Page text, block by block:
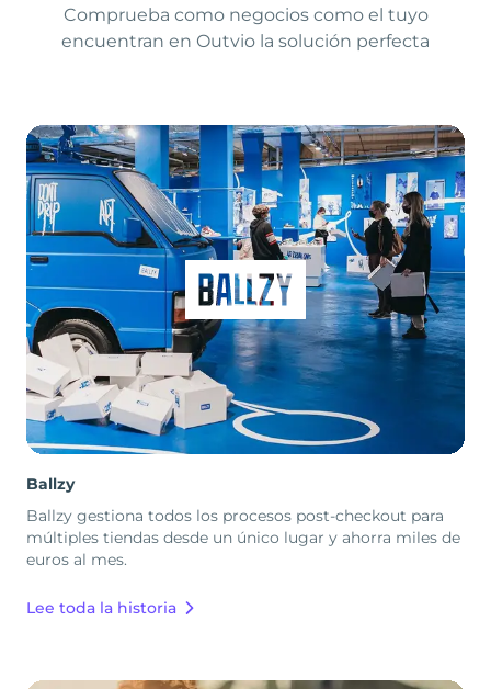
Comprueba como negocios como el tuyo
encuentran en Outvio la solución perfecta
Ballzy
Ballzy gestiona todos los procesos post-checkout para
múltiples tiendas desde un único lugar y ahorra miles de
euros al mes.
Lee toda la historia